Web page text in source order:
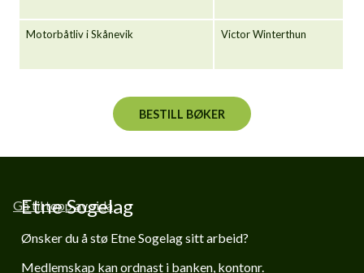
Motorbåtliv i Skånevik Victor Winterthun
BESTILL BØKER
Gå til topp av sida
Etne Sogelag
Ønsker du å stø Etne Sogelag sitt arbeid?
Medlemskap kan ordnast i banken, kontonr.